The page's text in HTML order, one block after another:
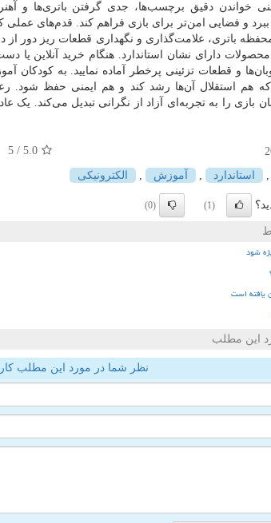
خواندن دقیق برچسب‌ها، جدی گرفتن باتری‌ها و
ببرد و فضایی امن‌تر برای بازی فراهم کند. قدم‌های
باتری، علامت‌گذاری و نگهداری قطعات ریز دور
دارای نشان استاندارد. هنگام خرید آنلاین
و قطعات تزئینی پرخطر آماده نمایید. به کودکان
هم استقلال آن‌ها رشد کند و هم ایمنی حفظ شود.
بازی را به تجربه‌ای آزاد از نگرانی تبدیل می‌کند.
5.0
/ 5
استاندارد آموزش الكترونیكی
(1)
(0)
شود
یافته است
این مطلب
نظر شما در مورد این مطلب